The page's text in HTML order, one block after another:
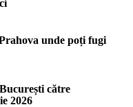
unde poți fugi
către
2026